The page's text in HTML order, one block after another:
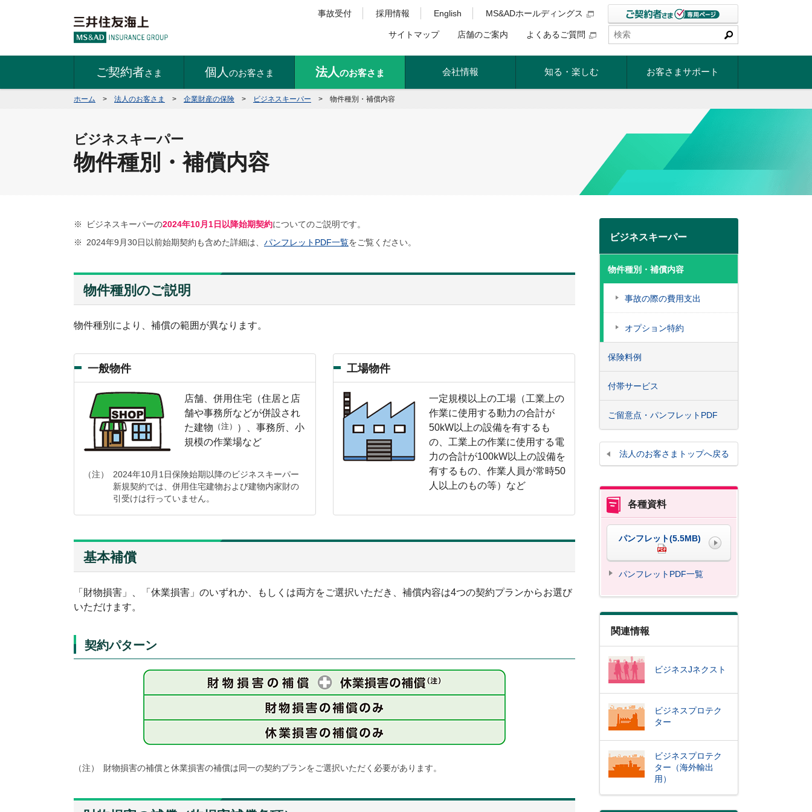
ご契約者さま 個人 のお客さま 法人のお客さま 会社情報 知る・楽しむ お客さまサポート
サイトマップ 店舗のご案内 よくあるご質問
事故受付 採用情報 English MS&ADホールディングス
ホーム > 法人のお客さま > 企業財産の保険 > ビジネスキーパー > 物件種別・補償内容
ビジネスキーパー
物件種別・補償内容
※ ビジネスキーパーの2024年10月1日以降始期契約についてのご説明です。
※
2024年9月30日以前始期契約も含めた詳細は、 パンフレットPDF一覧をご覧ください。
物件種別のご説明
物件種別により、補償の範囲が異なります。
一般物件
店舗、併用住宅（住居と店
舗や事務所などが併設され
た建物 （注）
）、事務所、小
規模の作業場など
（注）
2024年10月1日保険始期以降のビジネスキーパー
新規契約では、併用住宅建物および建物内家財の
引受けは行っていません。
工場物件
一定規模以上の工場（工業上の
作業に使用する動力の合計が
50kW以上の設備を有するも
の、工業上の作業に使用する電
力の合計が100kW以上の設備を
有するもの、作業人員が常時50
人以上のもの等）など
基本補償
「財物損害」、「休業損害」のいずれか、もしくは両方をご選択いただき、補償内容は4つの契約プランからお選び
いただけます。
契約パターン
（注） 財物損害の補償と休業損害の補償は同一の契約プランをご選択いただく必要があります。
ビジネスキーパー
物件種別・補償内容
事故の際の費用支出
オプション特約
保険料例
付帯サービス
ご留意点・パンフレットPDF
法人のお客さまトップへ戻る
各種資料
パンフレット(5.5MB)
パンフレットPDF一覧
関連情報
ビジネスJネクスト
ビジネスプロテク
ター
ビジネスプロテク
ター（海外輸出
用）